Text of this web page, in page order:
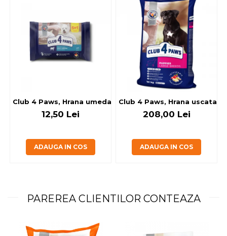
Club 4 Paws, Hrana umeda caini - cu miel, set 5+1, 6x80 g
12,50 Lei
ADAUGA IN COS
Club 4 Paws, Hrana uscata
208,00 Lei
ADAUGA IN COS
PAREREA CLIENTILOR CONTEAZA